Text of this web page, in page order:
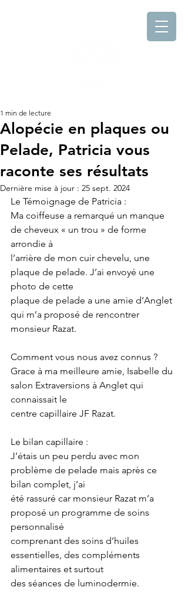
Alopécie en plaques ou
Pelade, Patricia vous
raconte ses résultats
1 min de lecture
Dernière mise à jour : 25 sept. 2024
Le Témoignage de Patricia :
Ma coiffeuse a remarqué un manque
de cheveux « un trou » de forme
arrondie à
l’arrière de mon cuir chevelu, une
plaque de pelade. J’ai envoyé une
photo de cette
plaque de pelade a une amie d’Anglet
qui m’a proposé de rencontrer
monsieur Razat.
Comment vous nous avez connus ?
Grace à ma meilleure amie, Isabelle du
salon Extraversions à Anglet qui
connaissait le
centre capillaire JF Razat.
Le bilan capillaire :
J’étais un peu perdu avec mon
problème de pelade mais après ce
bilan complet, j’ai
été rassuré car monsieur Razat m’a
proposé un programme de soins
personnalisé
comprenant des soins d’huiles
essentielles, des compléments
alimentaires et surtout
des séances de luminodermie.